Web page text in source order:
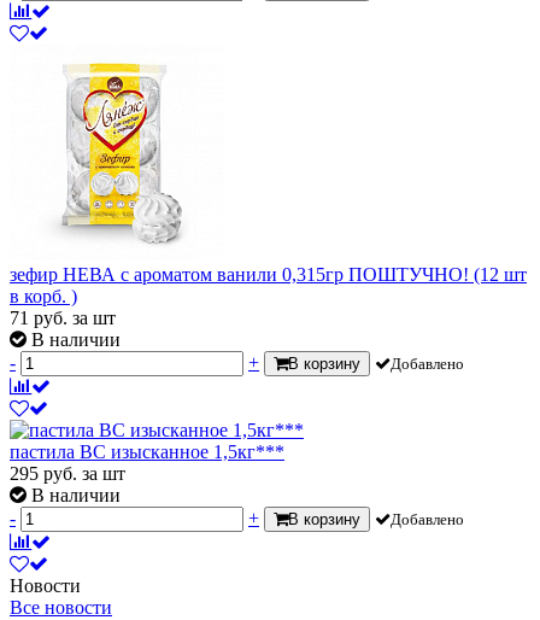
зефир НЕВА с ароматом ванили 0,315гр ПОШТУЧНО! (12 шт
в корб. )
71 руб. за шт
В наличии
-
+ В корзину Добавлено
пастила ВС изысканное 1,5кг***
295 руб. за шт
В наличии
-
+ В корзину Добавлено
Новости
Все новости